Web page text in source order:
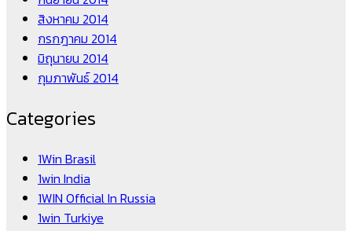
สิงหาคม 2014
กรกฎาคม 2014
มิถุนายน 2014
กุมภาพันธ์ 2014
Categories
1Win Brasil
1win India
1WIN Official In Russia
1win Turkiye